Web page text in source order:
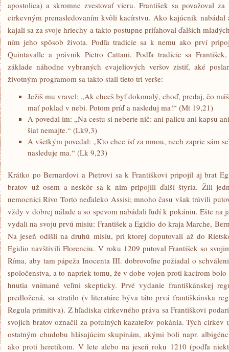
apostolica) a skromne zvestovať vieru. František sa považoval
cirkevným prenasledovaním kvôli kacírstvu. Ako kajúcnik
kajali sa za svoje hriechy a takto postupne priťahoval ďalších
ním jeho spôsob života. Podľa tradície sa k nemu ako prví
Quintavalle a právnik Pietro Cattani. Podľa tradície sa
základe náhodne vybraných evajeliových veršov zistiť, aké
životným programom sa takto stali tieto tri verše:
Ježiš mu vravel: „Ak chceš byť dokonalý, choď, predaj, čo
mať poklad v nebi. Potom príď a nasleduj ma!“ (Mt 19,21)
A povedal im: „Na cestu si neberte nič: ani palicu ani kapsu
šiat nemajte.“ (Lk9,3)
A všetkým povedal: „Kto chce ísť za mnou, nech zaprie sám
nasleduje ma.“ (Lk 9,23)
Krátko po Bernardovi a Pietrovi sa k Františkovi pripojil aj brat
bratov už osem a neskôr sa k nim pripojili ďalší štyria. Žili
nemocnici Rivo Torto neďaleko Assisi; mnoho času však trávili
vždy v dobrej nálade a so spevom nabádali ľudí k pokániu. Ešte na
vydali na svoju prvú misiu: František a Egidio do kraja Marche,
Na jeseň odišli na druhú misiu, pri ktorej doputovali až do
Egidio navštívili Florenciu. V roku 1209 putoval František so
Ríma, aby tam pápeža Inocenta III. dobrovoľne požiadal o
spoločenstva, a to napriek tomu, že v dobe vojen proti kacírom bolo
hnutia vnímané veľmi skepticky. Prvé vydanie františkánskej
predložená, sa stratilo (v literatúre býva táto prvá františkánska
Regula primitiva). Z hľadiska cirkevného práva sa Františkovi
svojich bratov označil za potulných kazateľov pokánia. Tých cirkev
ostatným chudobu hlásajúcim skupinám, akými boli napr.
ako proti heretikom. V lete alebo na jeseň roku 1210 (podľa